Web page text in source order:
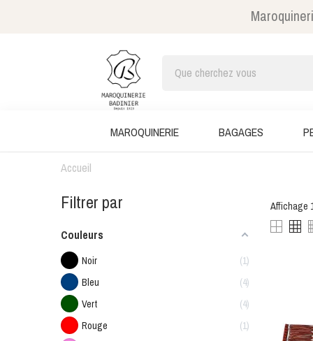
MAROQUINERIE BAGAGES
Accueil
Filtrer par
Couleurs
Noir
1
Bleu
4
Vert
4
Rouge
1
Affichage